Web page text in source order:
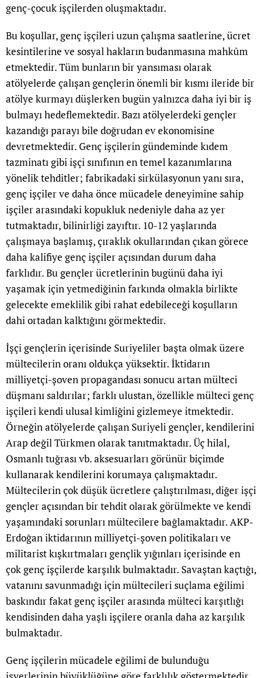
genç-çocuk işçilerden oluşmaktadır.
Bu koşullar, genç işçileri uzun çalışma saatlerine, ücret
kesintilerine ve sosyal hakların budanmasına mahkûm
etmektedir. Tüm bunların bir yansıması olarak
atölyelerde çalışan gençlerin önemli bir kısmı ileride bir
atölye kurmayı düşlerken bugün yalnızca daha iyi bir iş
bulmayı hedeflemektedir. Bazı atölyelerdeki gençler
kazandığı parayı bile doğrudan ev ekonomisine
devretmektedir. Genç işçilerin gündeminde kıdem
tazminatı gibi işçi sınıfının en temel kazanımlarına
yönelik tehditler; fabrikadaki sirkülasyonun yanı sıra,
genç işçiler ve daha önce mücadele deneyimine sahip
işçiler arasındaki kopukluk nedeniyle daha az yer
tutmaktadır, bilinirliği zayıftır. 10-12 yaşlarında
çalışmaya başlamış, çıraklık okullarından çıkan görece
daha kalifiye genç işçiler açısından durum daha
farklıdır. Bu gençler ücretlerinin bugünü daha iyi
yaşamak için yetmediğinin farkında olmakla birlikte
gelecekte emeklilik gibi rahat edebileceği koşulların
dahi ortadan kalktığını görmektedir.
İşçi gençlerin içerisinde Suriyeliler başta olmak üzere
mültecilerin oranı oldukça yüksektir. İktidarın
milliyetçi-şoven propagandası sonucu artan mülteci
düşmanı saldırılar; farklı ulustan, özellikle mülteci genç
işçileri kendi ulusal kimliğini gizlemeye itmektedir.
Örneğin atölyelerde çalışan Suriyeli gençler, kendilerini
Arap değil Türkmen olarak tanıtmaktadır. Üç hilal,
Osmanlı tuğrası vb. aksesuarları görünür biçimde
kullanarak kendilerini korumaya çalışmaktadır.
Mültecilerin çok düşük ücretlere çalıştırılması, diğer işçi
gençler açısından bir tehdit olarak görülmekte ve kendi
yaşamındaki sorunları mültecilere bağlamaktadır. AKP-
Erdoğan iktidarının milliyetçi-şoven politikaları ve
militarist kışkırtmaları gençlik yığınları içerisinde en
çok genç işçilerde karşılık bulmaktadır. Savaştan kaçtığı,
vatanını savunmadığı için mültecileri suçlama eğilimi
baskındır fakat genç işçiler arasında mülteci karşıtlığı
kendisinden daha yaşlı işçilere oranla daha az karşılık
bulmaktadır.
Genç işçilerin mücadele eğilimi de bulunduğu